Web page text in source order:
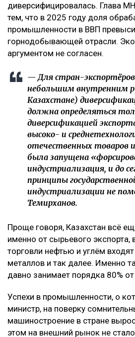
диверсифицировалась. Глава
тем, что в 2025 году доля
промышленности в ВВП
горнодобывающей отрасли.
аргументом не согласен.
— Для стран-
небольшим внутренним
Казахстане)
должна определяться
диверсификацией
высоко- и
отечественных товаров и
была запущена
индустриализация, и до
принципы
индустриализации не
Темирханов.
Проще говоря, Казахстан всё
именно от сырьевого
торговли нефтью и углём
металлов и так далее. Именно
давно занимает порядка 80%
Успехи в промышленности, о
министр, на поверку
машиностроение в стране
этом на внешний рынок не